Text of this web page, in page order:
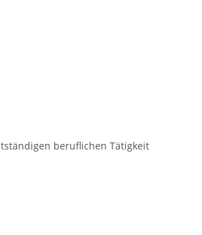
beruflichen Tätigkeit